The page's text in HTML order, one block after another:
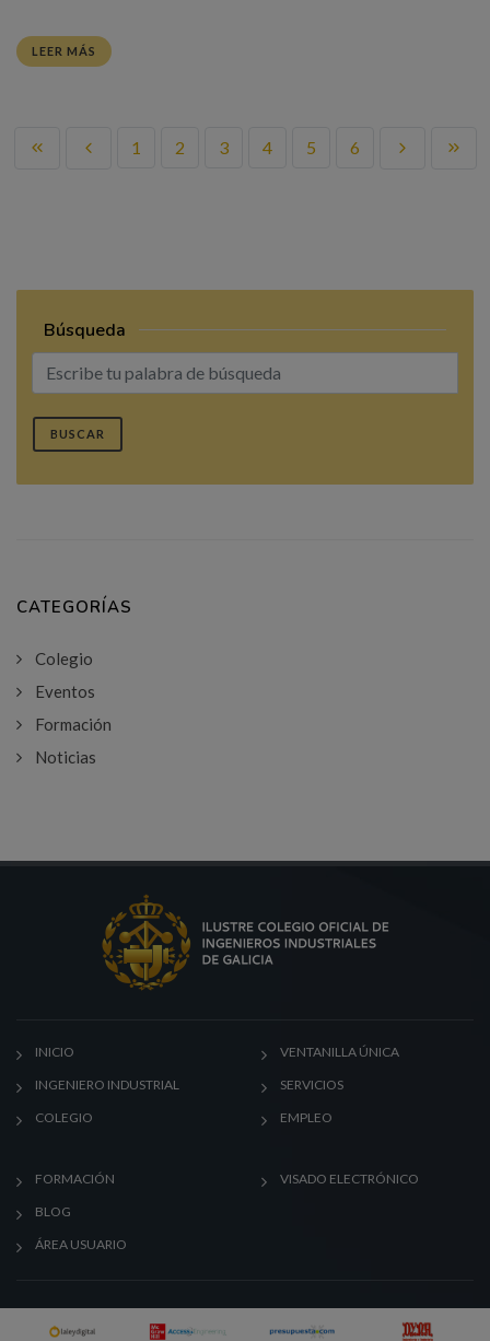
LEER MÁS
1 2 3 4 5 6
Búsqueda
BUSCAR
CATEGORÍAS
Colegio
Eventos
Formación
Noticias
INICIO
INGENIERO INDUSTRIAL
COLEGIO
VENTANILLA ÚNICA
SERVICIOS
EMPLEO
FORMACIÓN
BLOG
ÁREA USUARIO
VISADO ELECTRÓNICO